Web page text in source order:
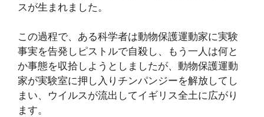
スが生まれました。
この過程で、ある科学者は動物保護運動家に実験
事実を告発しピストルで自殺し、もう一人は何と
か事態を収拾しようとしましたが、動物保護運動
家が実験室に押し入りチンパンジーを解放してし
まい、ウイルスが流出してイギリス全土に広がり
ます。